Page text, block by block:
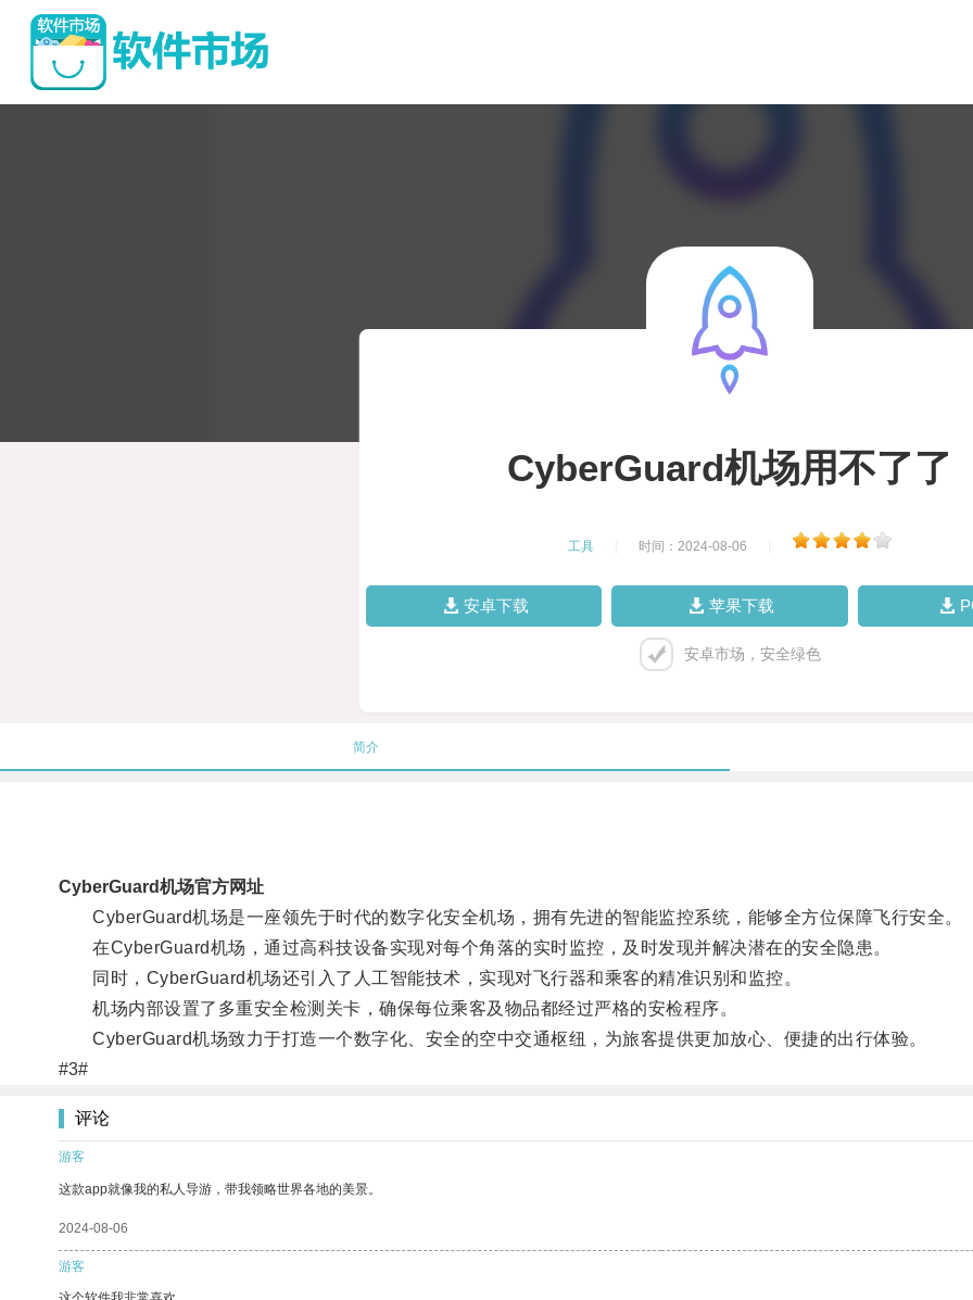
CyberGuard机场用不了了
工具 时间：2024-08-06
安卓下载 苹果下载
安卓市场，安全绿色
简介
CyberGuard机场官方网址
CyberGuard机场是一座领先于时代的数字化安全机场，拥有先进的智能监控系统，能够全方位保障飞行安全。
在CyberGuard机场，通过高科技设备实现对每个角落的实时监控，及时发现并解决潜在的安全隐患。
同时，CyberGuard机场还引入了人工智能技术，实现对飞行器和乘客的精准识别和监控。
机场内部设置了多重安全检测关卡，确保每位乘客及物品都经过严格的安检程序。
CyberGuard机场致力于打造一个数字化、安全的空中交通枢纽，为旅客提供更加放心、便捷的出行体验。
#3#
评论
游客
这款app就像我的私人导游，带我领略世界各地的美景。
2024-08-06
游客